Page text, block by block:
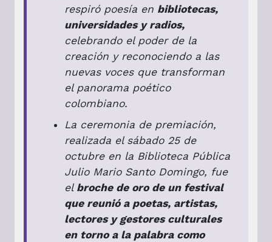
respiró poesía en bibliotecas,
universidades y radios,
celebrando el poder de la
creación y reconociendo a las
nuevas voces que transforman
el panorama poético
colombiano.
La ceremonia de premiación,
realizada el sábado 25 de
octubre en la Biblioteca Pública
Julio Mario Santo Domingo, fue
el broche de oro de un festival
que reunió a poetas, artistas,
lectores y gestores culturales
en torno a la palabra como